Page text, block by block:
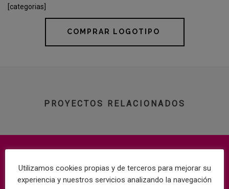
[categorias]
COMPRAR LOGOTIPO
PROYECTOS RELACIONADOS
Utilizamos cookies propias y de terceros para mejorar su
experiencia y nuestros servicios analizando la navegación